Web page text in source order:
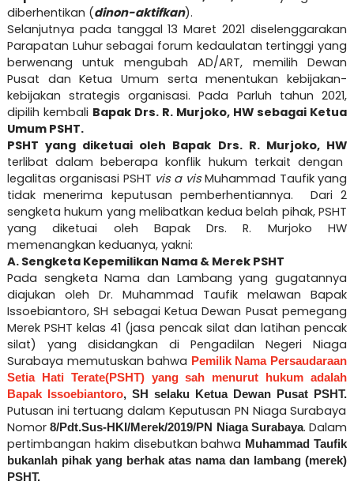
diberhentikan (dinon-aktifkan).
Selanjutnya pada tanggal 13 Maret 2021 diselenggarakan
Parapatan Luhur sebagai forum kedaulatan tertinggi yang
berwenang untuk mengubah AD/ART, memilih Dewan
Pusat dan Ketua Umum serta menentukan kebijakan-
kebijakan strategis organisasi. Pada Parluh tahun 2021,
dipilih kembali Bapak Drs. R. Murjoko, HW sebagai Ketua
Umum PSHT.
PSHT yang diketuai oleh Bapak Drs. R. Murjoko, HW
terlibat dalam beberapa konflik hukum terkait dengan
legalitas organisasi PSHT vis a visMuhammad Taufik yang
tidak menerima keputusan pemberhentiannya. Dari 2
sengketa hukum yang melibatkan kedua belah pihak, PSHT
yang diketuai oleh Bapak Drs. R. Murjoko HW
memenangkan keduanya, yakni:
A. Sengketa Kepemilikan Nama & Merek PSHT
Pada sengketa Nama dan Lambang yang gugatannya
diajukan oleh Dr. Muhammad Taufik melawan Bapak
Issoebiantoro, SH sebagai Ketua Dewan Pusat pemegang
Merek PSHT kelas 41 (jasa pencak silat dan latihan pencak
silat) yang disidangkan di Pengadilan Negeri Niaga
Surabaya memutuskan bahwa Pemilik Nama Persaudaraan
Setia Hati Terate(PSHT) yang sah menurut hukum adalah
Bapak Issoebiantoro, SH selaku Ketua Dewan Pusat PSHT.
Putusan ini tertuang dalam Keputusan PN Niaga Surabaya
Nomor8/Pdt.Sus-HKI/Merek/2019/PN Niaga Surabaya. Dalam
pertimbangan hakim disebutkan bahwa Muhammad Taufik
bukanlah pihak yang berhak atas nama dan lambang (merek)
PSHT.